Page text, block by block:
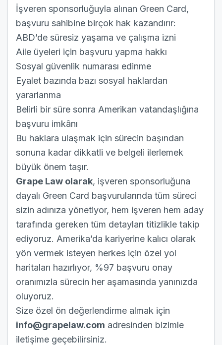
İşveren sponsorluğuyla alınan Green Card,
başvuru sahibine birçok hak kazandırır:
ABD’de süresiz yaşama ve çalışma izni
Aile üyeleri için başvuru yapma hakkı
Sosyal güvenlik numarası edinme
Eyalet bazında bazı sosyal haklardan
yararlanma
Belirli bir süre sonra Amerikan vatandaşlığına
başvuru imkânı
Bu haklara ulaşmak için sürecin başından
sonuna kadar dikkatli ve belgeli ilerlemek
büyük önem taşır.
Grape Law olarak, işveren sponsorluğuna
dayalı Green Card başvurularında tüm süreci
sizin adınıza yönetiyor, hem işveren hem aday
tarafında gereken tüm detayları titizlikle takip
ediyoruz. Amerika’da kariyerine kalıcı olarak
yön vermek isteyen herkes için özel yol
haritaları hazırlıyor, %97 başvuru onay
oranımızla sürecin her aşamasında yanınızda
oluyoruz.
Size özel ön değerlendirme almak için
info@grapelaw.com adresinden bizimle
iletişime geçebilirsiniz.